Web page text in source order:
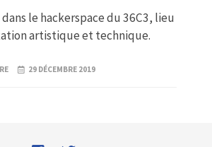
le hackerspace du 36C3, lieu
artistique et technique.
29 DÉCEMBRE 2019